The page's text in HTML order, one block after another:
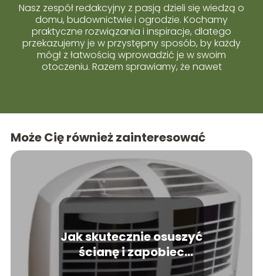
Nasz zespół redakcyjny z pasją dzieli się wiedzą o
domu, budownictwie i ogrodzie. Kochamy
praktyczne rozwiązania i inspiracje, dlatego
przekazujemy je w przystępny sposób, by każdy
mógł z łatwością wprowadzić je w swoim
otoczeniu. Razem sprawiamy, że nawet
Może Cię również zainteresować
Jak skutecznie osuszyć
ścianę i zapobiec
wilgoci?